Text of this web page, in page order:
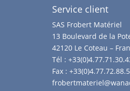
Service client
SAS Frobert Matériel
13 Boulevard de la
42120 Le Coteau –
Tél :
Fax :